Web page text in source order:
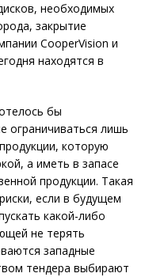
необходимых
закрытие
CooperVision и
находятся в
бы
ограничиваться лишь
которую
а иметь в запасе
продукции. Такая
если в будущем
какой-либо
не терять
западные
тендера выбирают